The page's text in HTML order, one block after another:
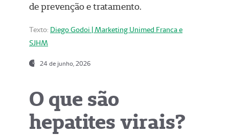
de prevenção e tratamento.
Texto: Diego Godoi | Marketing Unimed Franca e
SJHM
24 de junho, 2026
O que são
hepatites virais?